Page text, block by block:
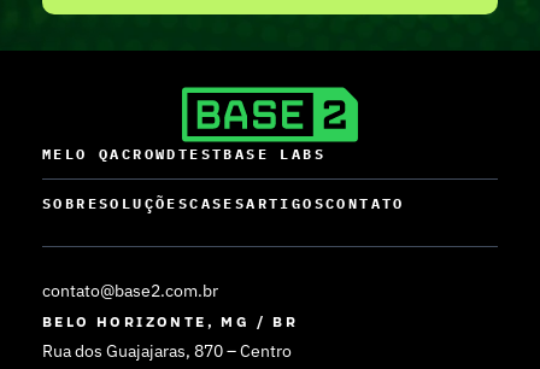
MELO QA CROWDTEST BASE LABS
SOBRESOLUÇÕESCASESARTIGOSCONTATO
contato@base2.com.br
BELO HORIZONTE, MG / BR
Rua dos Guajajaras, 870 – Centro